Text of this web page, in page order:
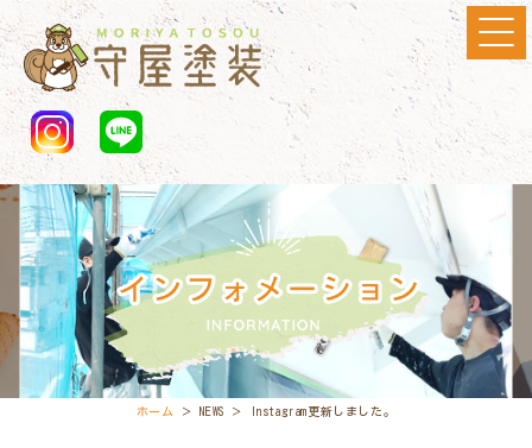
ホーム ＞ NEWS ＞ Instagram更新しました。